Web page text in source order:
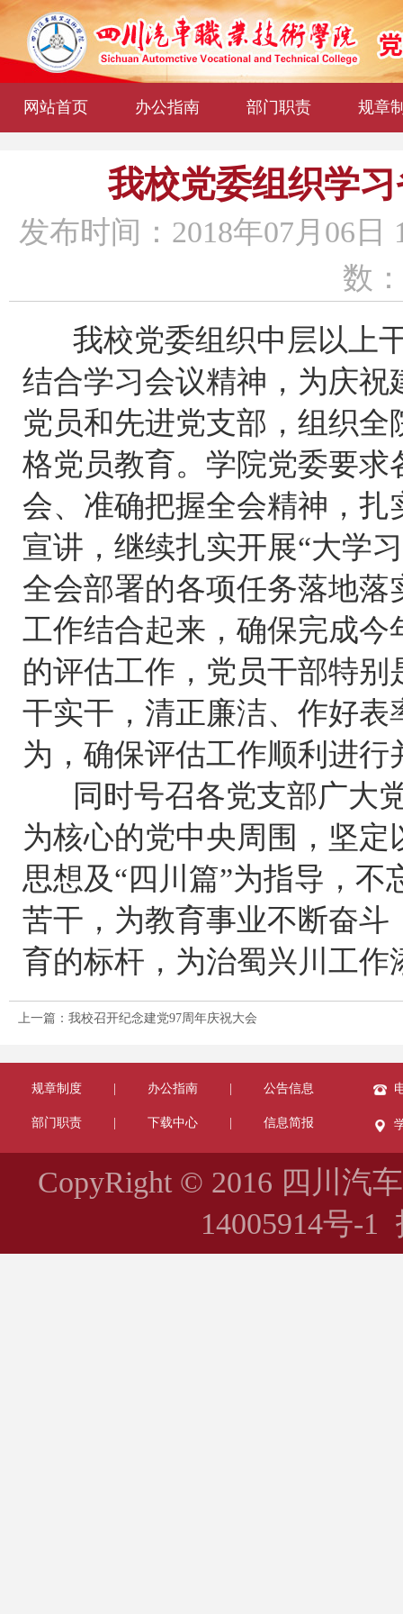
网站首页 办公指南 部门职责 规章
我校党委组织学
发布时间：2018年07月06日
数
我校党委组织中层以上
结合学习会议精神，为庆祝
党员和先进党支部，组织
格党员教育。学院党委要
会、准确把握全会精神，
宣讲，继续扎实开展“大学
全会部署的各项任务落地
工作结合起来，确保完成
的评估工作，党员干部特
干实干，清正廉洁、作好
为，确保评估工作顺利进行
同时号召各党支部广大
为核心的党中央周围，坚
思想及“四川篇”为指导，
苦干，为教育事业不断奋
育的标杆，为治蜀兴川工作
上一篇：我校召开纪念建党97周年庆祝大会
规章制度 办公指南 公告信息
部门职责 下载中心 信息简报
CopyRight © 2016 四川汽
14005914号-1